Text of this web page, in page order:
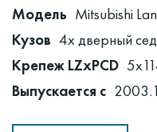
Модель Mitsubishi
Кузов 4х дверный
Крепеж LZxPCD
Выпускается с